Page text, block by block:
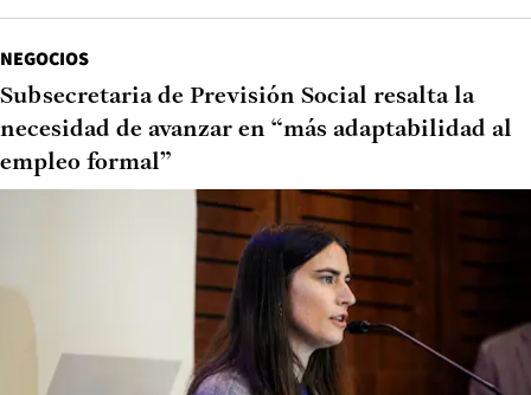
NEGOCIOS
Subsecretaria de Previsión Social resalta la
necesidad de avanzar en “más adaptabilidad al
empleo formal”